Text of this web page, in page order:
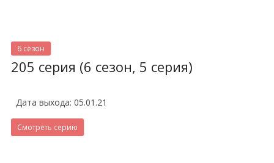
6 сезон
205 серия (6 сезон, 5 серия)
Дата выхода: 05.01.21
Смотреть серию